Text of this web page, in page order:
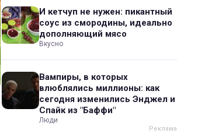
И кетчуп не нужен: пикантный
соус из смородины, идеально
дополняющий мясо
Вкусно
Вампиры, в которых
влюблялись миллионы: как
сегодня изменились Энджел и
Спайк из "Баффи"
Люди